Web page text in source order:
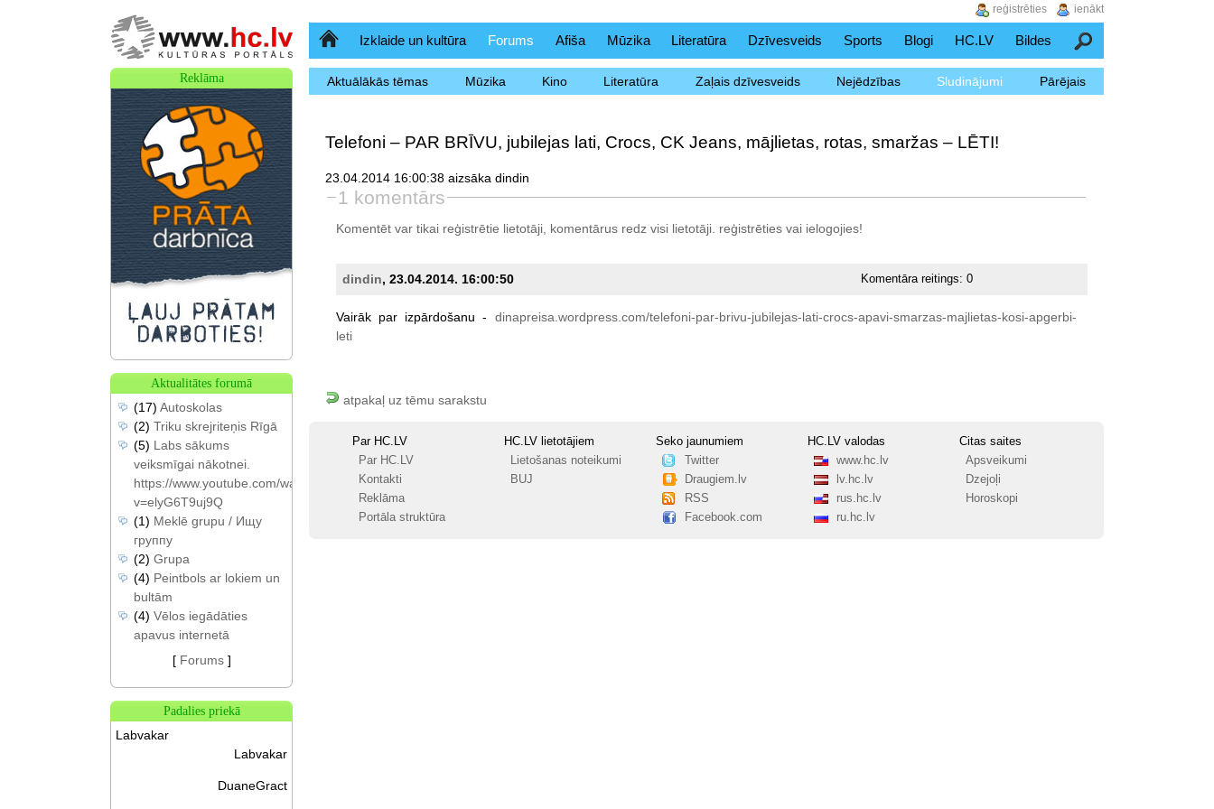
SākumlapaIzklaide un kultūra Forums Afiša Mūzika Literatūra Dzīvesveids Sports Blogi HC.LV Bildes Meklēšana
Aktuālākās tēmas Mūzika Kino Literatūra Zaļais dzīvesveids Nejēdzības Sludinājumi Pārējais
Telefoni – PAR BRĪVU, jubilejas lati, Crocs, CK Jeans, mājlietas, rotas, smaržas – LĒTI!
23.04.2014 16:00:38 aizsāka dindin
1 komentārs
Komentēt var tikai reģistrētie lietotāji, komentārus redz visi lietotāji. reģistrētiesvai ielogojies!
dindin, 23.04.2014. 16:00:50 Komentāra reitings:0
Vairāk par izpārdošanu -
dinapreisa.wordpress.com/telefoni-par-brivu-jubilejas-lati-crocs-apavi-smarzas-majlietas-kosi-apgerbi-
leti
atpakaļ uz tēmu sarakstu
Par HC.LV
Par HC.LV
Kontakti
Reklāma
Portāla struktūra
HC.LV lietotājiem
Lietošanas noteikumi
BUJ
Seko jaunumiem
Twitter
Draugiem.lv
RSS
Facebook.com
HC.LV valodas
www.hc.lv
lv.hc.lv
rus.hc.lv
ru.hc.lv
Citas saites
Apsveikumi
Dzejoļi
Horoskopi
Reklāma
Aktualitātes forumā
(17) Autoskolas
(2) Triku skrejriteņis Rīgā
(5) Labs sākums
veiksmīgai nākotnei.
https://www.youtube.com/watch?
v=elyG6T9uj9Q
(1) Meklē grupu / Ищу
группу
(2) Grupa
(4) Peintbols ar lokiem un
bultām
(4) Vēlos iegādāties
apavus internetā
[ Forums]
Padalies priekā
Labvakar
Labvakar
DuaneGract
ienākt
reģistrēties